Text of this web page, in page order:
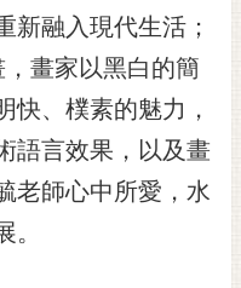
新融入現代生活；
畫家以黑白的簡
快、樸素的魅力，
語言效果，以及畫
老師心中所愛，水